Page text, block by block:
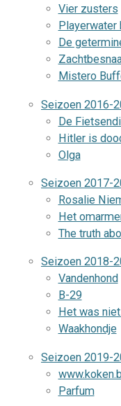
Vier zusters
De
Mistero
Seizoen 2016-
De
Hitler is
Olga
Seizoen 2017-
Rosalie
Het
The truth
Seizoen 2018-
Vandenhond
B-29
Het was
Waakhondje
Seizoen 2019-
Parfum